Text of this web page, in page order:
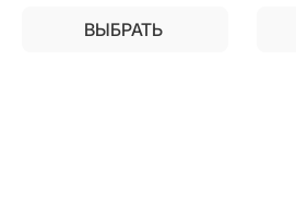
ВЫБРАТЬ